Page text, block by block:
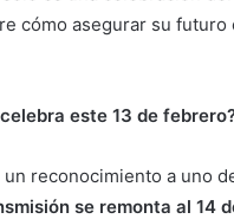
cómo asegurar su futuro
este 13 de
reconocimiento a uno
se remonta al 14